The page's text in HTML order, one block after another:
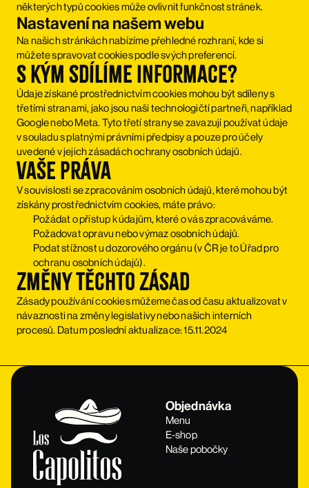
některých typů cookies může ovlivnit funkčnost stránek.
Nastavení na našem webu
Na našich stránkách nabízíme přehledné rozhraní, kde si
můžete spravovat cookies podle svých preferencí.
S kým sdílíme informace?
Údaje získané prostřednictvím cookies mohou být sdíleny s
třetími stranami, jako jsou naši technologičtí partneři, například
Google nebo Meta. Tyto třetí strany se zavazují používat údaje
v souladu s platnými právními předpisy a pouze pro účely
uvedené v jejich zásadách ochrany osobních údajů.
Vaše práva
V souvislosti se zpracováním osobních údajů, které mohou být
získány prostřednictvím cookies, máte právo:
Požádat o přístup k údajům, které o vás zpracováváme.
Požadovat opravu nebo výmaz osobních údajů.
Podat stížnost u dozorového orgánu (v ČR je to Úřad pro
ochranu osobních údajů).
Změny těchto zásad
Zásady používání cookies můžeme čas od času aktualizovat v
návaznosti na změny legislativy nebo našich interních
procesů. Datum poslední aktualizace: 15.11.2024
Objednávka
Menu
E-shop
Naše pobočky